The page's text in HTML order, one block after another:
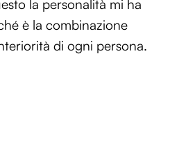
la personalità mi ha
è la combinazione
di ogni persona.